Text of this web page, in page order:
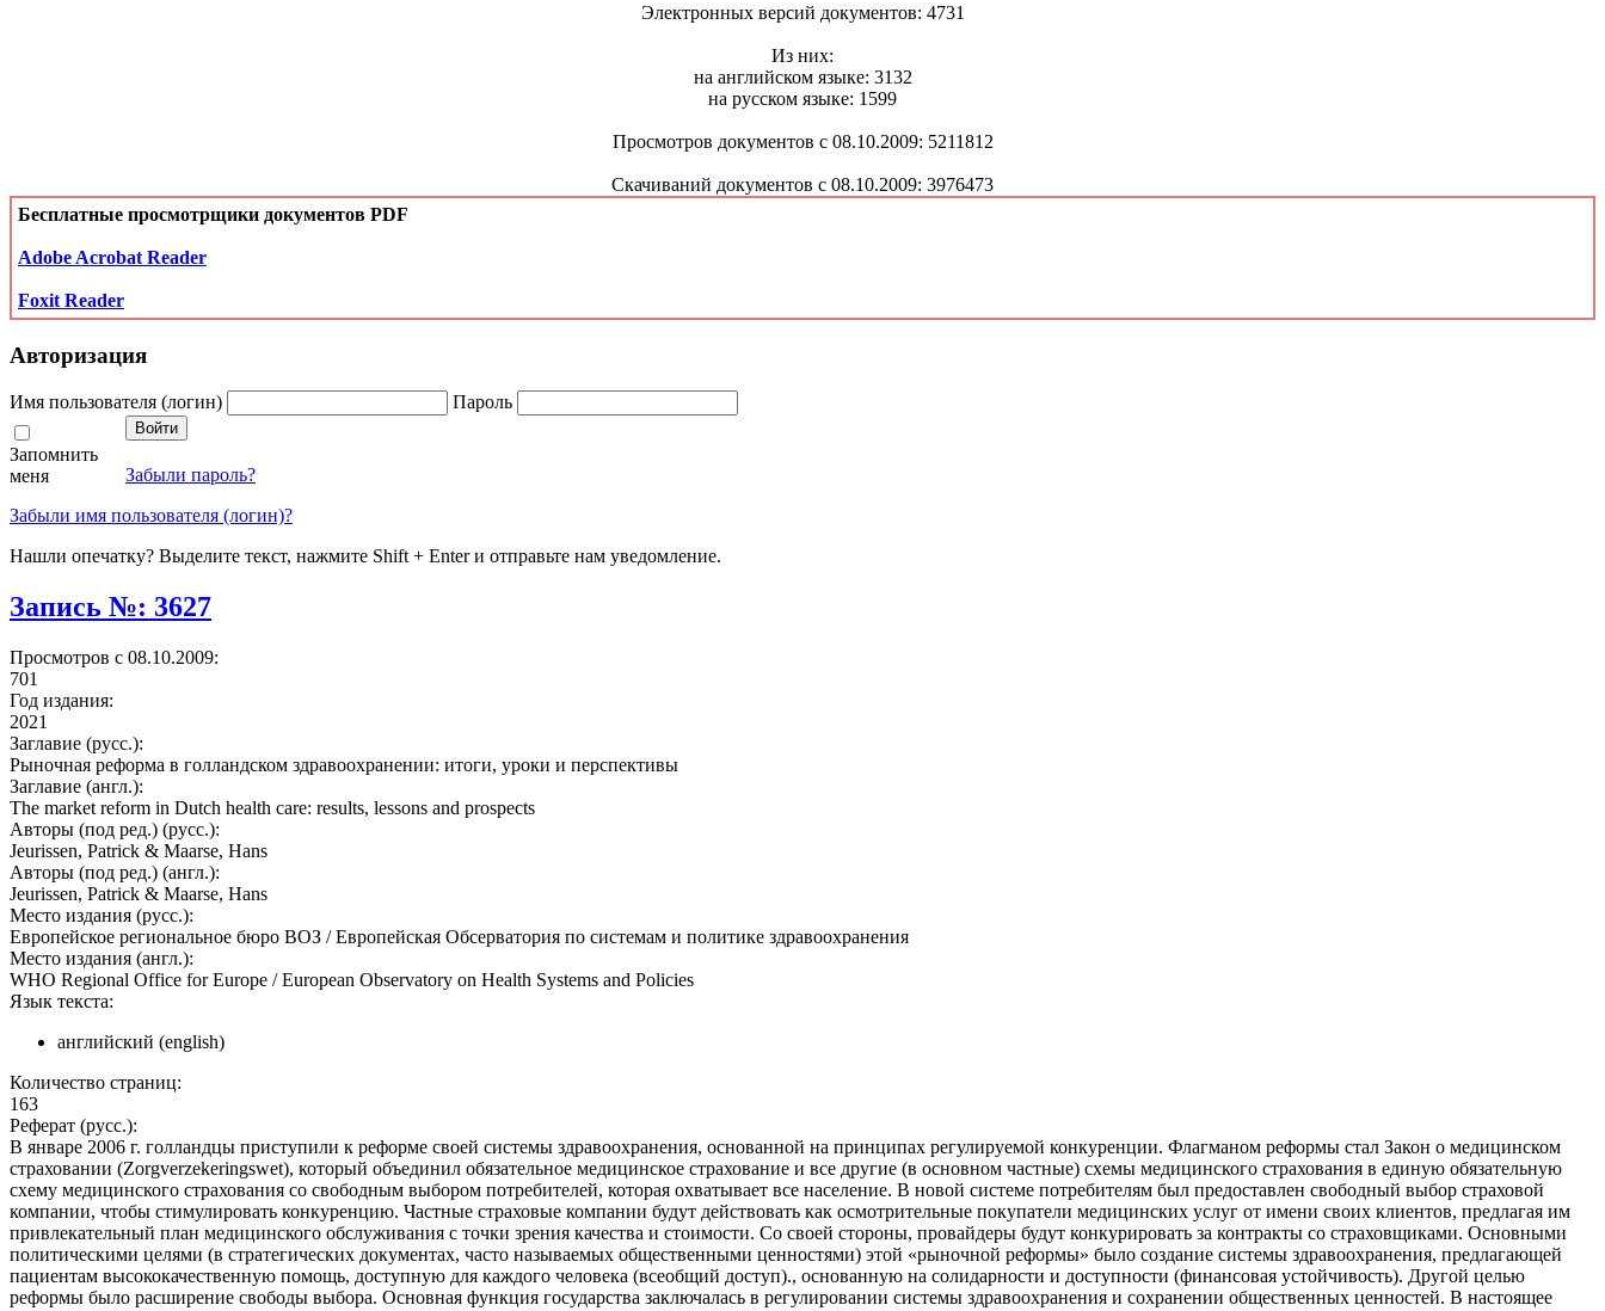
Электронных версий документов: 4731
Из них:
на английском языке: 3132
на русском языке: 1599
Просмотров документов с 08.10.2009: 5211812
Скачиваний документов с 08.10.2009: 3976473
Бесплатные просмотрщики документов PDF
Adobe Acrobat Reader
Foxit Reader
Авторизация
Имя пользователя (логин) Пароль
Запомнить
меня
Забыли пароль?
Забыли имя пользователя (логин)?
Нашли опечатку? Выделите текст, нажмите Shift + Enter и отправьте нам уведомление.
Запись №: 3627
Просмотров с 08.10.2009:
701
Год издания:
2021
Заглавие (русс.):
Рыночная реформа в голландском здравоохранении: итоги, уроки и перспективы
Заглавие (англ.):
The market reform in Dutch health care: results, lessons and prospects
Авторы (под ред.) (русс.):
Jeurissen, Patrick & Maarse, Hans
Авторы (под ред.) (англ.):
Jeurissen, Patrick & Maarse, Hans
Место издания (русс.):
Европейское региональное бюро ВОЗ / Европейская Обсерватория по системам и политике здравоохранения
Место издания (англ.):
WHO Regional Office for Europe / European Observatory on Health Systems and Policies
Язык текста:
английский (english)
Количество страниц:
163
Реферат (русс.):
В январе 2006 г. голландцы приступили к реформе своей системы здравоохранения, основанной на принципах регулируемой конкуренции. Флагманом реформы стал Закон о медицинском
страховании (Zorgverzekeringswet), который объединил обязательное медицинское страхование и все другие (в основном частные) схемы медицинского страхования в единую обязательную
схему медицинского страхования со свободным выбором потребителей, которая охватывает все население. В новой системе потребителям был предоставлен свободный выбор страховой
компании, чтобы стимулировать конкуренцию. Частные страховые компании будут действовать как осмотрительные покупатели медицинских услуг от имени своих клиентов, предлагая им
привлекательный план медицинского обслуживания с точки зрения качества и стоимости. Со своей стороны, провайдеры будут конкурировать за контракты со страховщиками. Основными
политическими целями (в стратегических документах, часто называемых общественными ценностями) этой «рыночной реформы» было создание системы здравоохранения, предлагающей
пациентам высококачественную помощь, доступную для каждого человека (всеобщий доступ)., основанную на солидарности и доступности (финансовая устойчивость). Другой целью
реформы было расширение свободы выбора. Основная функция государства заключалась в регулировании системы здравоохранения и сохранении общественных ценностей. В настоящее